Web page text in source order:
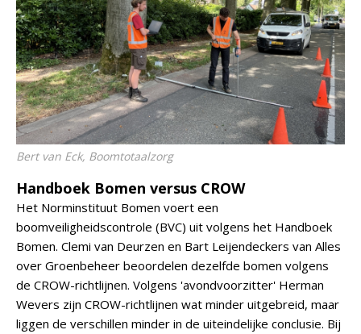
Bert van Eck, Boomtotaalzorg
Handboek Bomen versus CROW
Het Norminstituut Bomen voert een
boomveiligheidscontrole (BVC) uit volgens het Handboek
Bomen. Clemi van Deurzen en Bart Leijendeckers van Alles
over Groenbeheer beoordelen dezelfde bomen volgens
de CROW-richtlijnen. Volgens 'avondvoorzitter' Herman
Wevers zijn CROW-richtlijnen wat minder uitgebreid, maar
liggen de verschillen minder in de uiteindelijke conclusie. Bij